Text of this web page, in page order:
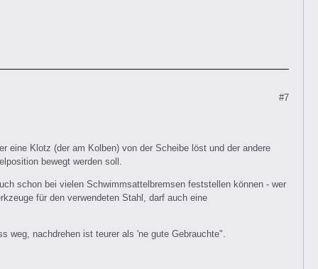
#7
Klotz (der am Kolben) von der Scheibe löst und der andere
bewegt werden soll.
schon bei vielen Schwimmsattelbremsen feststellen können - wer
für den verwendeten Stahl, darf auch eine
weg, nachdrehen ist teurer als 'ne gute Gebrauchte".